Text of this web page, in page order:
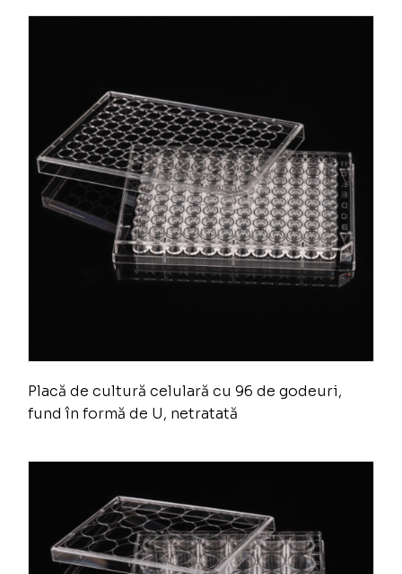
Placă de cultură celulară cu 96 de godeuri,
fund în formă de U, netratată